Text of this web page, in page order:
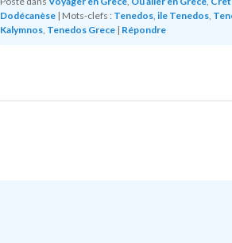
Dodécanèse | Mots-clefs : Tenedos, ile Tenedos,
Kalymnos, Tenedos Grece | Répondre